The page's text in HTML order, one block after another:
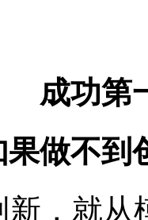
成功第
果做不到
新，就从